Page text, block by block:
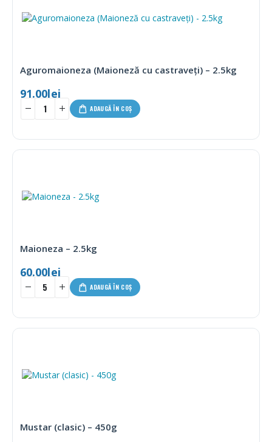
Aguromaioneza (Maioneză cu castraveți) – 2.5kg
91.00lei
ADAUGĂ ÎN COȘ
Maioneza – 2.5kg
60.00lei
ADAUGĂ ÎN COȘ
Mustar (clasic) – 450g